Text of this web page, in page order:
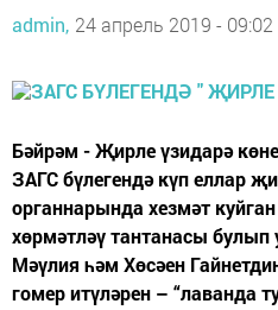
admin, 24 апрель 2019 - 09:02
Бәйрәм - Җирле үзидарә
ЗАГС бүлегендә күп еллар
органнарында хезмәт
хөрмәтләү тантанасы
Мәүлия һәм Хөсәен
гомер итүләрен – “лаванда